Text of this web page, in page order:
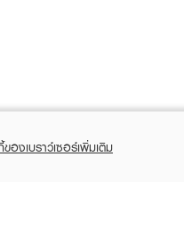
องเบราว์เซอร์เพิ่มเติม